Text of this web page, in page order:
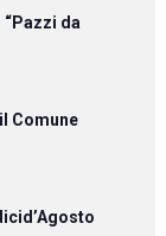
“Pazzi da
Comune